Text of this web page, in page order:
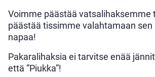
Voimme päästää vatsalihaksemme
päästää tissimme valahtamaan
napaa!
Pakaralihaksia ei tarvitse enää
että ”Piukka”!